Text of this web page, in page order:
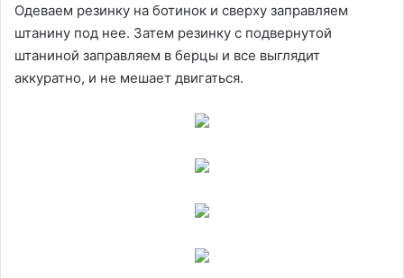
Одеваем резинку на ботинок и сверху заправляем
штанину под нее. Затем резинку с подвернутой
штаниной заправляем в берцы и все выглядит
аккуратно, и не мешает двигаться.